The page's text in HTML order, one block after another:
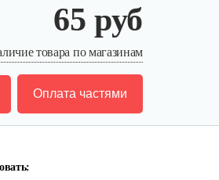
65 руб
товара по магазинам
Оплата частями
Смотреть